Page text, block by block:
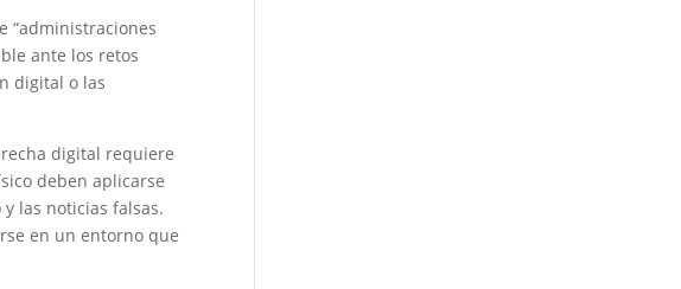
“administraciones
ante los retos
digital o las
digital requiere
deben aplicarse
las noticias falsas.
en un entorno que